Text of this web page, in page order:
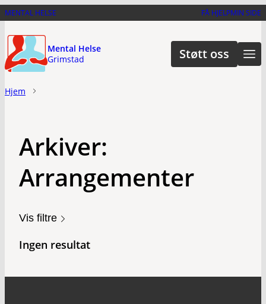
Hopp
hovedinnhold
MENTAL HELSE FÅ HJELPMIN SIDE
Mental Helse
Grimstad
Støtt oss
Hjem
Arkiver:
Arrangementer
Vis filtre
Ingen resultat